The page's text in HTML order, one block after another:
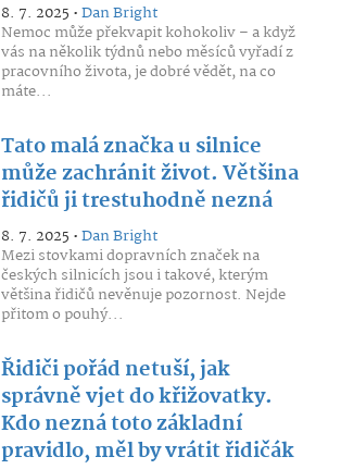
8. 7. 2025 •Dan Bright
Nemoc může překvapit kohokoliv – a když
vás na několik týdnů nebo měsíců vyřadí z
pracovního života, je dobré vědět, na co
máte...
Tato malá značka u silnice
může zachránit život. Většina
řidičů ji trestuhodně nezná
8. 7. 2025 •Dan Bright
Mezi stovkami dopravních značek na
českých silnicích jsou i takové, kterým
většina řidičů nevěnuje pozornost. Nejde
přitom o pouhý...
Řidiči pořád netuší, jak
správně vjet do křižovatky.
Kdo nezná toto základní
pravidlo, měl by vrátit řidičák